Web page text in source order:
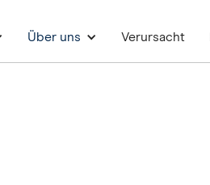
Über uns Verursacht